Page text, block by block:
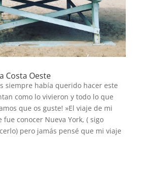
Costa Oeste
siempre había querido hacer este
como lo vivieron y todo lo que
que os guste! »El viaje de mi
fue conocer Nueva York, ( sigo
pero jamás pensé que mi viaje